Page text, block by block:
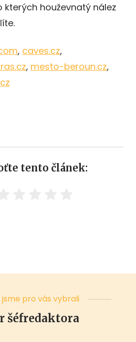
kterých houževnatý nález
, caves.cz,
, mesto-beroun.cz,
tento článek:
jsme pro vás vybrali
šéfredaktora